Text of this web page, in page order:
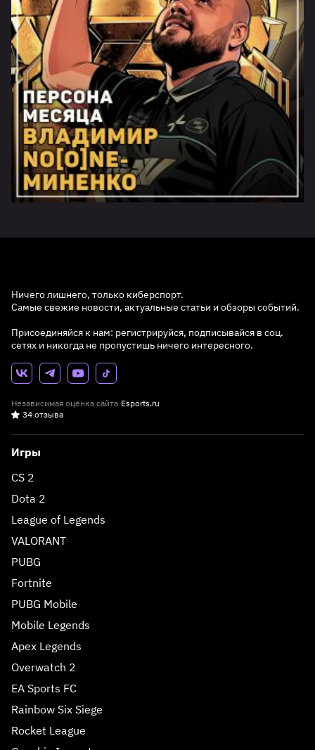
Ничего лишнего, только киберспорт.
Самые свежие новости, актуальные статьи и обзоры событий.
Присоединяйся к нам: регистрируйся, подписывайся в соц.
сетях и никогда не пропустишь ничего интересного.
Независимая оценка сайта Esports.ru
34 отзыва
Игры
CS 2
Dota 2
League of Legends
VALORANT
PUBG
Fortnite
PUBG Mobile
Mobile Legends
Apex Legends
Overwatch 2
EA Sports FC
Rainbow Six Siege
Rocket League